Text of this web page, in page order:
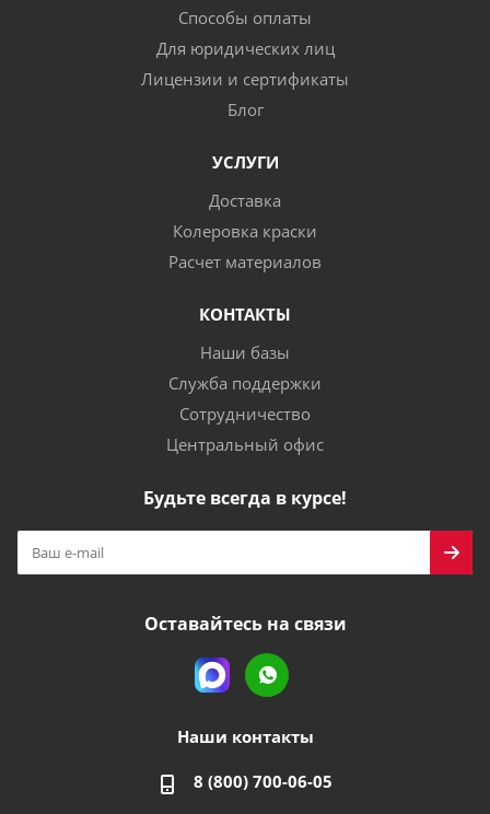
Способы оплаты
Для юридических лиц
Лицензии и сертификаты
Блог
УСЛУГИ
Доставка
Колеровка краски
Расчет материалов
КОНТАКТЫ
Наши базы
Служба поддержки
Сотрудничество
Центральный офис
Будьте всегда в курсе!
Оставайтесь на связи
Наши контакты
8 (800) 700-06-05